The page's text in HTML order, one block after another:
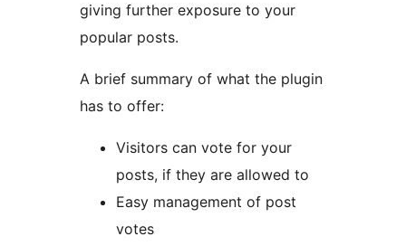
giving further exposure to your
popular posts.
A brief summary of what the plugin
has to offer:
Visitors can vote for your
posts, if they are allowed to
Easy management of post
votes